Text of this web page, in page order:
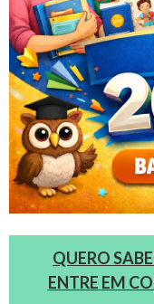
QUERO
ENTRE EM